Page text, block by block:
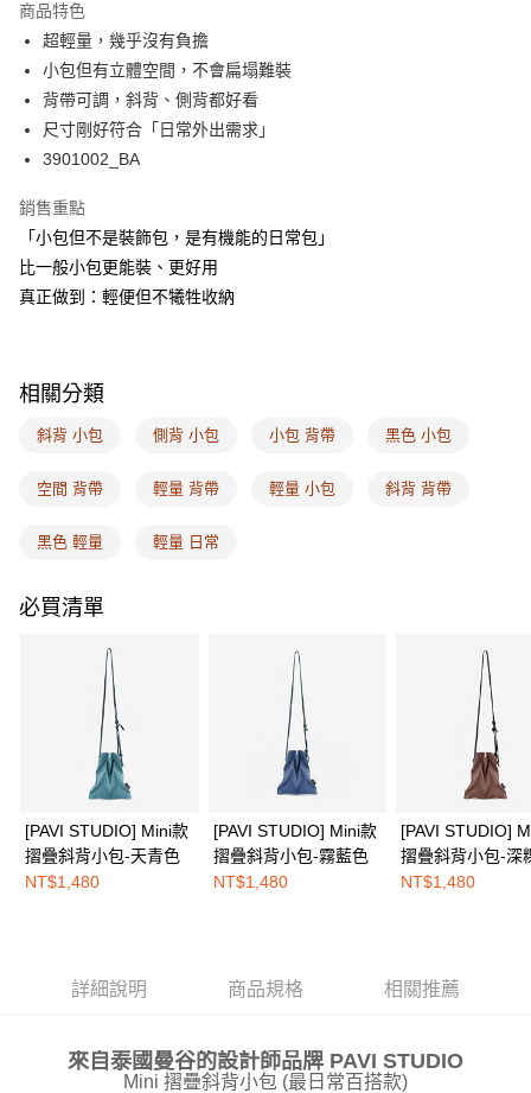
Apple Pay
悠遊付
Google Pay
全支付
全盈+PAY
【關於「AFTEE先享後付」】
２．便利：只要手機號碼，簡訊認證，即可結帳。
１．於結帳方式選擇「AFTEE先享後付」後，將跳轉至「AFTEE先享後付」
３．收到繳費通知簡訊後14天內，點擊此簡訊中的連結，可透過四大超商／
購買商品的店家。未經商家同意取消之訂單仍視為有效，需透過AFTEE先享
※ 交易是否成功請以「AFTEE先享後付 」之結帳頁面顯示為準，若有關於
是否繳費成功／繳費後需取消欲退款等相關疑問，請聯繫「AFTEE先享後付
客戶支援中心」
https://netprotections.freshdesk.com/support/home
【注意事項】
１．透過由恩沛科技股份有限公司提供之「AFTEE先享後付」服務完成之交
易，需依本服務之必要範圍內提供個人資料，並將交易相關給付款項請求債
權轉讓予恩沛科技股份有限公司。
２．關於個人資料處理事宜，請瀏覽以下網址：
https://aftee.tw/terms/#terms3
３．未成年的使用者請事先徵得法定代理人或監護人之同意方可使用
「AFTEE先享後付」，若未經同意申辦者引起之損失，本公司不負相關責
５．嚴禁一人註冊多個帳號或使用他人資訊註冊。若發現惡意使用之情形，
運送方式
全家取付
付款後全家取貨
每筆NT$100，滿NT$1,500(含以上)免運費
每筆NT$100，滿NT$1,500(含以上)免運費
付款後7-11取貨
每筆NT$100，滿NT$1,500(含以上)免運費
每筆NT$100，滿NT$1,500(含以上)免運費
EASY SHOP門市速取
免運費
商品特色
超輕量，幾乎沒有負擔
小包但有立體空間，不會扁塌難裝
背帶可調，斜背、側背都好看
尺寸剛好符合「日常外出需求」
3901002_BA
銷售重點
「小包但不是裝飾包，是有機能的日常包」
比一般小包更能裝、更好用
真正做到：輕便但不犧牲收納
相關分類
斜背 小包 側背 小包 小包 背帶 黑色 小包
空間 背帶 輕量 背帶 輕量 小包 斜背 背帶
黑色 輕量 輕量 日常
必買清單
[PAVI STUDIO] Mini款
摺疊斜背小包-天青色
NT$1,480
[PAVI STUDIO] Mini款
摺疊斜背小包-霧藍色
NT$1,480
[PAVI STUDIO]
摺疊斜背小包-深
NT$1,480
詳細說明 商品規格 相關推薦
來自泰國曼谷的設計師品牌 PAVI STUDIO
Mini 摺疊斜背小包 (最日常百搭款)